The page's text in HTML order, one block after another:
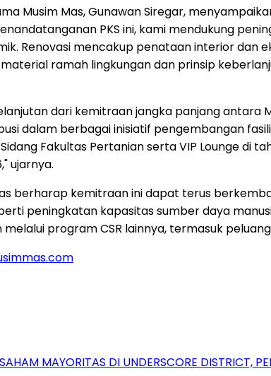
Musim Mas,Gunawan Siregar,
PKS ini, kami mendukung
Renovasi mencakup penataan interior dan
ramah lingkungan dan prinsip
dari kemitraan jangka panjang antara
dalam berbagai inisiatif pengembangan
Sidang Fakultas Pertanian serta VIP Lounge
ujarnya.
berharap kemitraan ini dapat terus
peningkatan kapasitas sumber daya
melalui program CSR lainnya, termasuk
MAYORITAS DI UNDERSCORE DISTRICT,